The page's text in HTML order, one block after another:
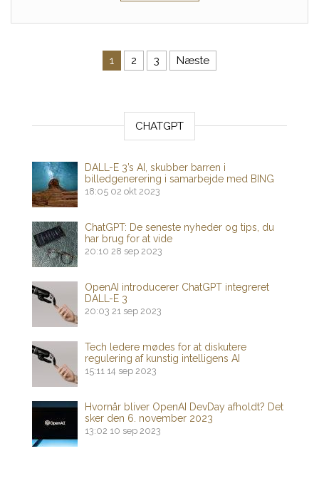
Indlægsinddeling
1 2 3 Næste
CHATGPT
DALL-E 3’s AI, skubber barren i
billedgenerering i samarbejde med BING
18:05 02 okt 2023
ChatGPT: De seneste nyheder og tips, du
har brug for at vide
20:10 28 sep 2023
OpenAI introducerer ChatGPT integreret
DALL-E 3
20:03 21 sep 2023
Tech ledere mødes for at diskutere
regulering af kunstig intelligens AI
15:11 14 sep 2023
Hvornår bliver OpenAI DevDay afholdt? Det
sker den 6. november 2023
13:02 10 sep 2023